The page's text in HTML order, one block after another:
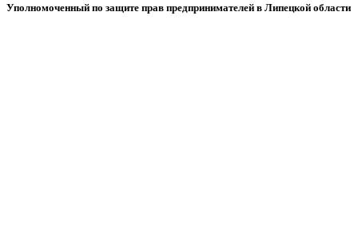
Уполномоченный по защите прав предпринимателей в Липецкой области